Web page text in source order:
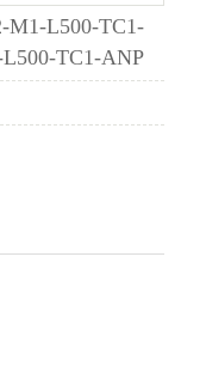
M1-L500-TC1-
TC1-ANP